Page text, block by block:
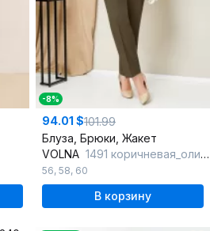
-8%
94.01 $101.99
Блуза, Брюки, Жакет
VOLNA 1491 коричневая_олива
56, 58, 60
В корзину